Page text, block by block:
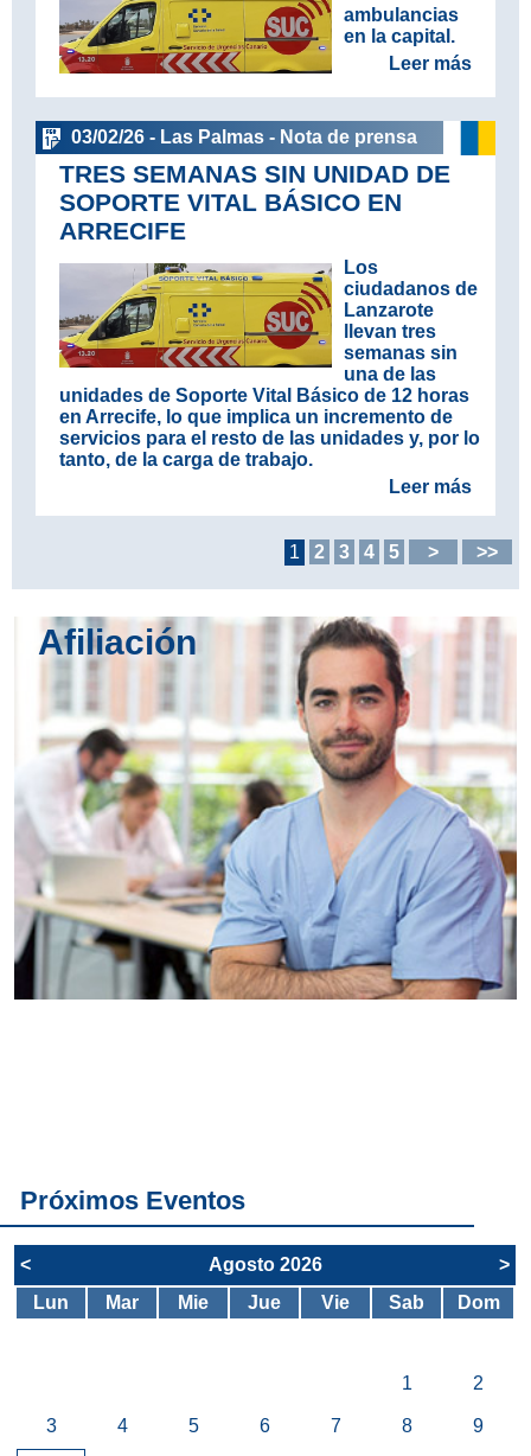
ambulancias
en la capital.
Leer más
03/02/26 - Las Palmas - Nota de prensa
TRES SEMANAS SIN UNIDAD DE
SOPORTE VITAL BÁSICO EN
ARRECIFE
Los
ciudadanos de
Lanzarote
llevan tres
semanas sin
una de las
unidades de Soporte Vital Básico de 12 horas
en Arrecife, lo que implica un incremento de
servicios para el resto de las unidades y, por lo
tanto, de la carga de trabajo.
Leer más
1 2 3 4 5 > >>
Afiliación
Próximos Eventos
< Agosto 2026
>
Lun
Mar Mie Jue Vie Sab Dom
1 2
3 4 5 6 7 8 9